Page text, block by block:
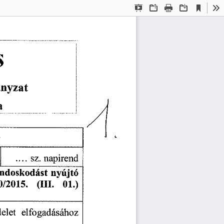
Presentation
OpenPrint Download
Current
View
sz. napirend
nyújtó
2015. (III.
01.)
elfogadásához